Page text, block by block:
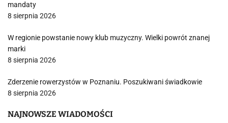
mandaty
8 sierpnia 2026
W regionie powstanie nowy klub muzyczny. Wielki powrót znanej
marki
8 sierpnia 2026
Zderzenie rowerzystów w Poznaniu. Poszukiwani świadkowie
8 sierpnia 2026
NAJNOWSZE WIADOMOŚCI